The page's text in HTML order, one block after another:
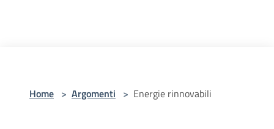
Home > Argomenti > Energie rinnovabili